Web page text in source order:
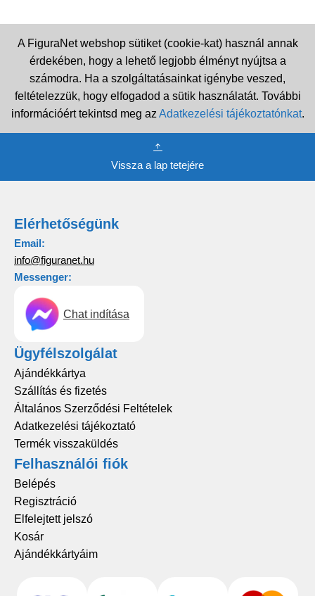
A FiguraNet webshop sütiket (cookie-kat) használ annak
érdekében, hogy a lehető legjobb élményt nyújtsa a
számodra. Ha a szolgáltatásainkat igénybe veszed,
feltételezzük, hogy elfogadod a sütik használatát. További
információért tekintsd meg az Adatkezelési tájékoztatónkat.
Vissza a lap tetejére
Elérhetőségünk
Email:
info@figuranet.hu
Messenger:
Chat indítása
Ügyfélszolgálat
Ajándékkártya
Szállítás és fizetés
Általános Szerződési Feltételek
Adatkezelési tájékoztató
Termék visszaküldés
Felhasználói fiók
Belépés
Regisztráció
Elfelejtett jelszó
Kosár
Ajándékkártyáim